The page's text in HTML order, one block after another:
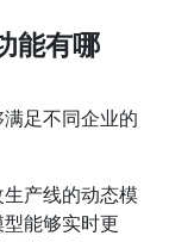
能有哪
足不同企业的
生产线的动态模
能够实时更